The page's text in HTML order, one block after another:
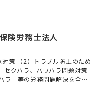
ある、後遺障害等級の判断に
関する多様なお悩みを抱える
ページでは役立つ情報を分か
ます。 お一人で抱え込まず、
不安や疑問をご相談くださ
護士が、きっと解決へ導きま
険労務士法人
対策 （2）トラブル防止のため
セクハラ、パワハラ問題対策
ラ」等の労務問題解決を全力
残業代未払い」「過労死」
スコミを騒がせているこれら